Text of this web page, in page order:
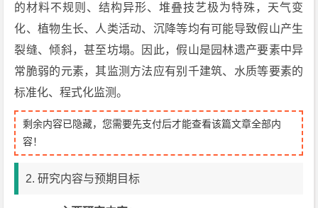
的材料不规则、结构异形、堆叠技艺极为特殊，天气变
化、植物生长、人类活动、沉降等均有可能导致假山产生
裂缝、倾斜，甚至坊塌。因此，假山是园林遗产要素中异
常脆弱的元素，其监测方法应有别千建筑、水质等要素的
标准化、程式化监测。
剩余内容已隐藏，您需要先支付后才能查看该篇文章全部内
容！
2. 研究内容与预期目标